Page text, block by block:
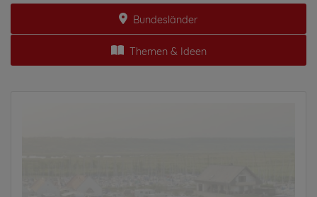
Bundesländer
Themen & Ideen